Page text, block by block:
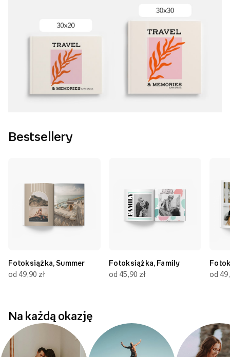
Bestsellery
Fotoksiążka, Summer
od 49,90 zł
Fotoksiążka, Family
od 45,90 zł
od
Na każdą okazję